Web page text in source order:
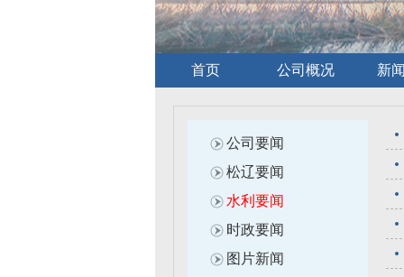
首页 公司概况 新
公司要闻
松辽要闻
水利要闻
时政要闻
图片新闻